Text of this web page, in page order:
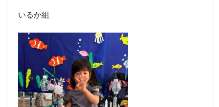
いるか組